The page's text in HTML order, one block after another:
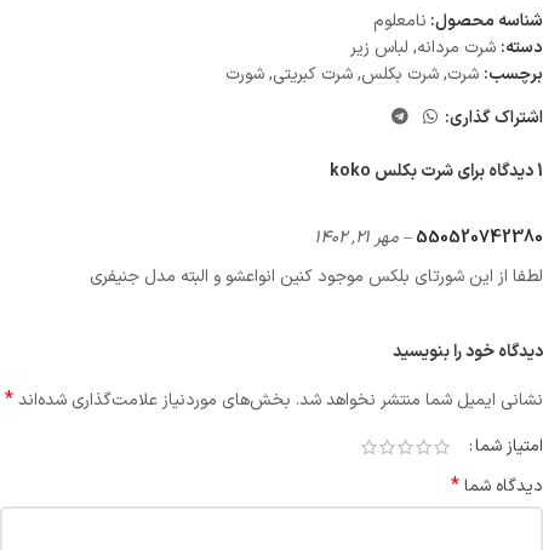
شناسه محصول: نامعلوم
دسته: شرت مردانه, لباس زیر
برچسب: شرت,شرت بکلس,شرت کبریتی,شورت
اشتراک گذاری:
1 دیدگاه برای شرت بکلس koko
550520742380
–مهر 21, 1402
لطفا از این شورتای بلکس موجود کنین انواعشو و البته مدل جنیفری
دیدگاه خود را بنویسید
نشانی ایمیل شما منتشر نخواهد شد. بخش‌های موردنیاز علامت‌گذاری شده‌اند*
امتیاز شما
دیدگاه شما*